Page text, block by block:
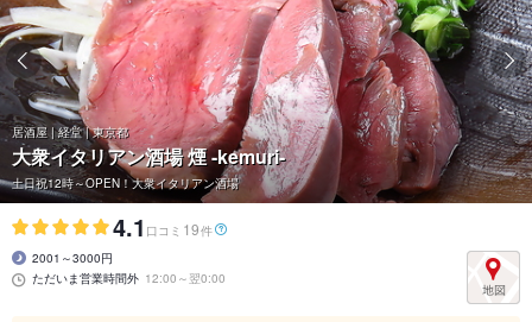
居酒屋 | 経堂 | 東京都
大衆イタリアン酒場 煙 -kemuri-
土日祝12時～OPEN！大衆イタリアン酒場
4.1 口コミ 19件
2001～3000円
ただいま営業時間外 12:00～翌0:00